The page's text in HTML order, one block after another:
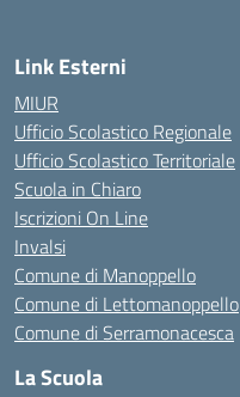
Link Esterni
MIUR
Ufficio Scolastico Regionale
Ufficio Scolastico Territoriale
Scuola in Chiaro
Iscrizioni On Line
Invalsi
Comune di Manoppello
Comune di Lettomanoppello
Comune di Serramonacesca
La Scuola